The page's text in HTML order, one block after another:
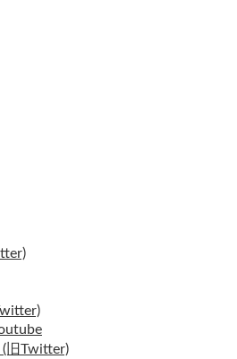
旧Twitter)